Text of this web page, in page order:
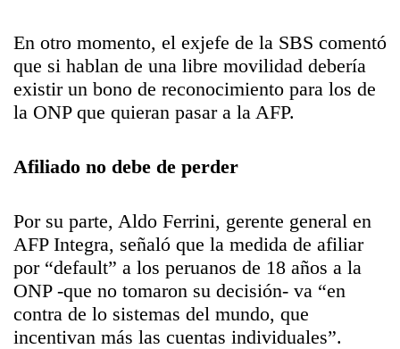
En otro momento, el exjefe de la SBS comentó
que si hablan de una libre movilidad debería
existir un bono de reconocimiento para los de
la ONP que quieran pasar a la AFP.
Afiliado no debe de perder
Por su parte, Aldo Ferrini, gerente general en
AFP Integra, señaló que la medida de afiliar
por “default” a los peruanos de 18 años a la
ONP -que no tomaron su decisión- va “en
contra de lo sistemas del mundo, que
incentivan más las cuentas individuales”.